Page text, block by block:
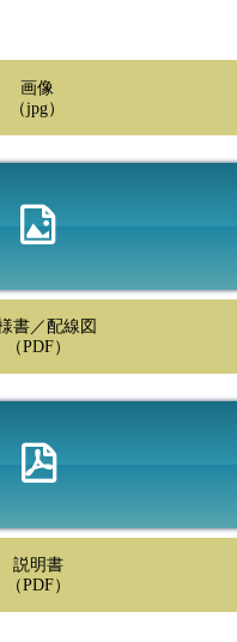
画像
（jpg）
書／配線図
（PDF）
説明書
（PDF）